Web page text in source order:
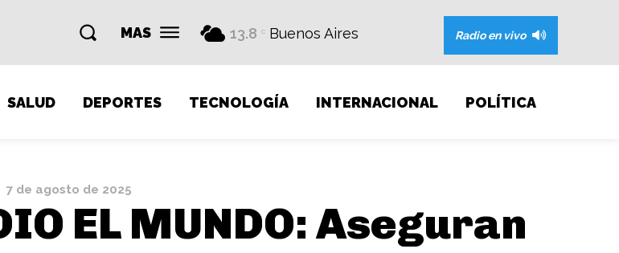
MAS 13.8 C Buenos Aires Radio en vivo
SALUD DEPORTES TECNOLOGÍA INTERNACIONAL POLÍTICA
7 de agosto de 2025
EL MUNDO: Aseguran